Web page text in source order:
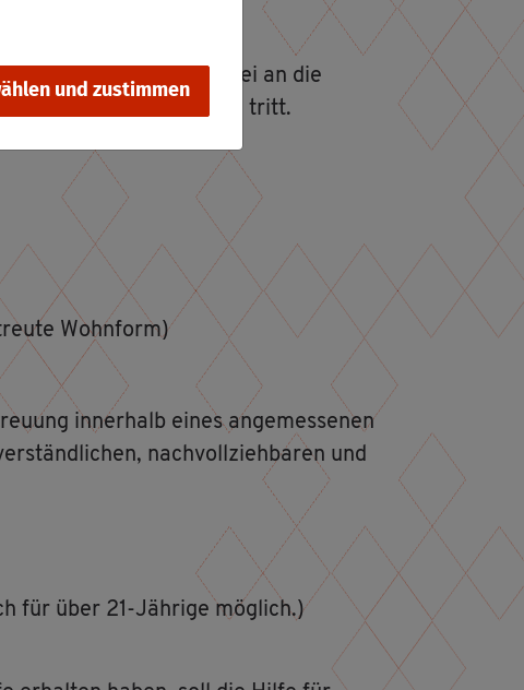
und zustimmen
ge­eig­net sind, wobei an die
der junge Voll­jäh­ri­ge tritt.
Wohn­form)
in­ner­halb eines an­ge­mes­se­nen
nach­voll­zieh­ba­ren und
für über 21-Jäh­ri­ge mög­lich.)